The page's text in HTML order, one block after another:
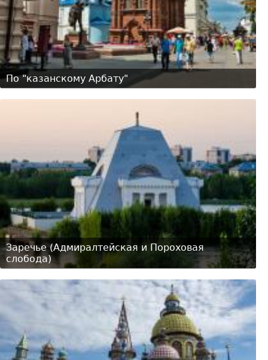
По "казанскому Арбату"
Заречье (Адмиралтейская и Пороховая
слобода)